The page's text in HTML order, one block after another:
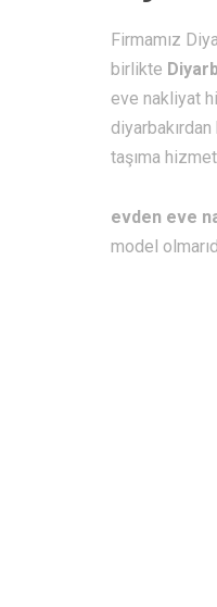
Firmamız
birlikte
eve nakliyat
taşıma
evden eve
model